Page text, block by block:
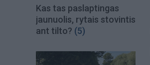
Kas tas paslaptingas
jaunuolis, rytais stovintis
ant tilto? (5)